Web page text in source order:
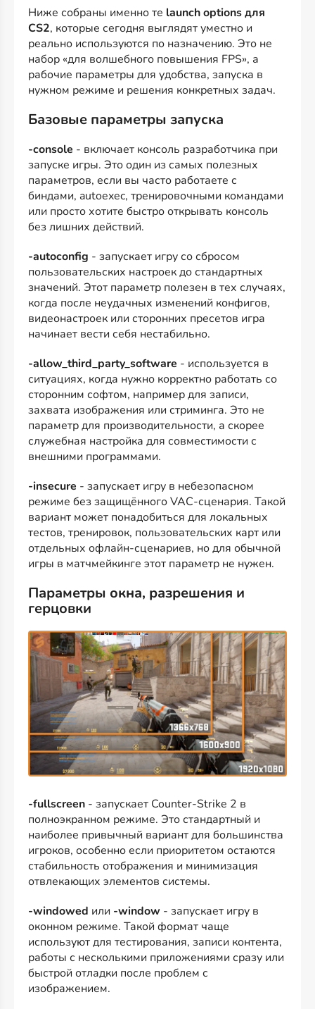
Ниже собраны именно те launch options для
CS2, которые сегодня выглядят уместно и
реально используются по назначению. Это не
набор «для волшебного повышения FPS», а
рабочие параметры для удобства, запуска в
нужном режиме и решения конкретных задач.
Базовые параметры запуска
-console - включает консоль разработчика при
запуске игры. Это один из самых полезных
параметров, если вы часто работаете с
биндами, autoexec, тренировочными командами
или просто хотите быстро открывать консоль
без лишних действий.
-autoconfig - запускает игру со сбросом
пользовательских настроек до стандартных
значений. Этот параметр полезен в тех случаях,
когда после неудачных изменений конфигов,
видеонастроек или сторонних пресетов игра
начинает вести себя нестабильно.
-allow_third_party_software - используется в
ситуациях, когда нужно корректно работать со
сторонним софтом, например для записи,
захвата изображения или стриминга. Это не
параметр для производительности, а скорее
служебная настройка для совместимости с
внешними программами.
-insecure - запускает игру в небезопасном
режиме без защищённого VAC-сценария. Такой
вариант может понадобиться для локальных
тестов, тренировок, пользовательских карт или
отдельных офлайн-сценариев, но для обычной
игры в матчмейкинге этот параметр не нужен.
Параметры окна, разрешения и
герцовки
-fullscreen - запускает Counter-Strike 2 в
полноэкранном режиме. Это стандартный и
наиболее привычный вариант для большинства
игроков, особенно если приоритетом остаются
стабильность отображения и минимизация
отвлекающих элементов системы.
-windowed или -window - запускает игру в
оконном режиме. Такой формат чаще
используют для тестирования, записи контента,
работы с несколькими приложениями сразу или
быстрой отладки после проблем с
изображением.